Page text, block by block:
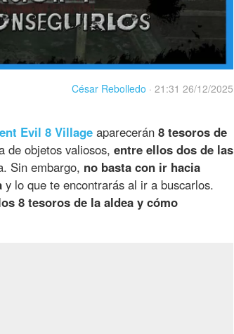
César Rebolledo · 21:31 26/12/2025
Evil 8 Village aparecerán 8 tesoros de
de objetos valiosos, entre ellos dos de las
Sin embargo, no basta con ir hacia
y lo que te encontrarás al ir a buscarlos.
8 tesoros de la aldea y cómo